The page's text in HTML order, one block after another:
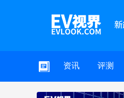
资讯 评测